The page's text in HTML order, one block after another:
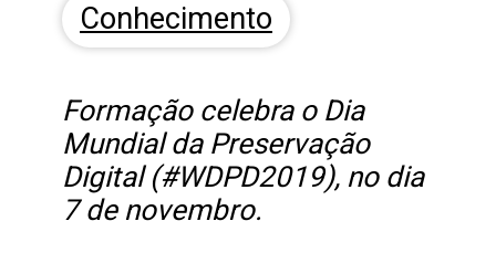
Conhecimento
Formação celebra o Dia
Mundial da Preservação
Digital (#WDPD2019), no dia
7 de novembro.